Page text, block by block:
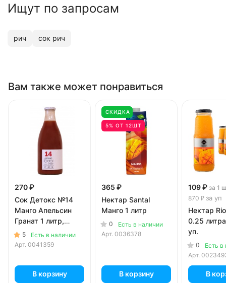
Ищут по запросам
рич сок рич
Вам также может понравиться
270 ₽
Сок Детокс №14
Манго Апельсин
Гранат 1 литр,
стекло
5
Есть в наличии
Арт. 0041359
В корзину
СКИДКА
5% ОТ 12ШТ
365 ₽
Нектар Santal
Манго 1 литр
0
Есть в наличии
Арт. 0036378
В корзину
109 ₽ за 1
870 ₽ за уп
Нектар
0.25
уп.
0
Есть в
Арт.
В